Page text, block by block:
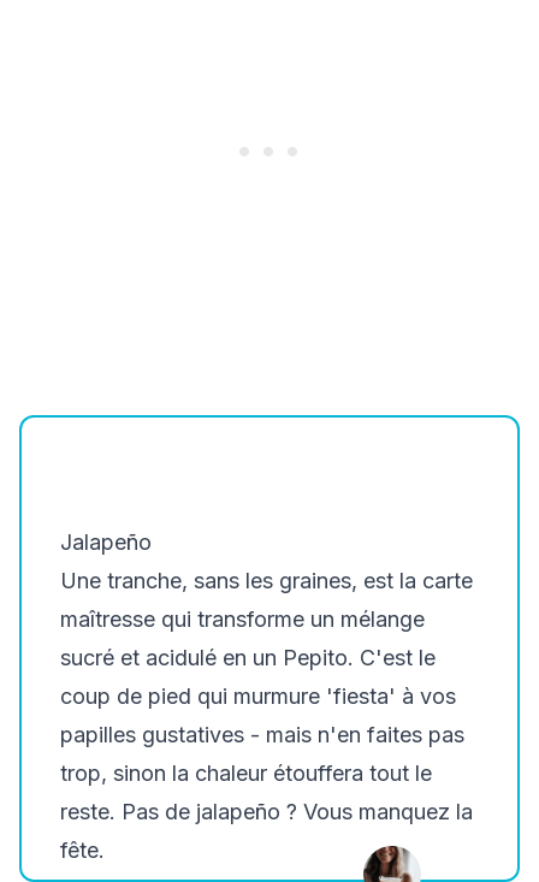
Jalapeño
Une tranche, sans les graines, est la carte
maîtresse qui transforme un mélange
sucré et acidulé en un Pepito. C'est le
coup de pied qui murmure 'fiesta' à vos
papilles gustatives - mais n'en faites pas
trop, sinon la chaleur étouffera tout le
reste. Pas de jalapeño ? Vous manquez la
fête.